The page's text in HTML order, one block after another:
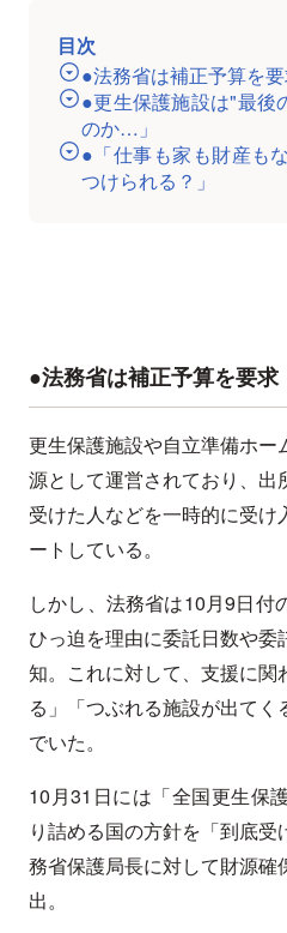
目次
●法務省は補正予算を
●更生保護施設は"最後
のか…」
●「仕事も家も財産も
つけられる？」
●法務省は補正予算を要求
更生保護施設や自立準備ホ
源として運営されており、出
受けた人などを一時的に受
ートしている。
しかし、法務省は10月9日付
ひっ迫を理由に委託日数や委
知。これに対して、支援に関
る」「つぶれる施設が出て
でいた。
10月31日には「全国更生保
り詰める国の方針を「到底
務省保護局長に対して財源確
出。